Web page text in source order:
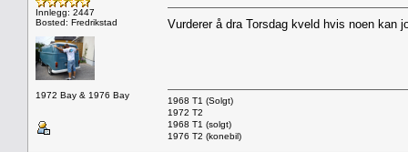
Innlegg: 2447
Bosted: Fredrikstad
1972 Bay & 1976 Bay
Vurderer å dra Torsdag kveld hvis noen kan
1968 T1 (Solgt)
1972 T2
1968 T1 (solgt)
1976 T2 (konebil)